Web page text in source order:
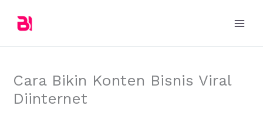
content
Cara Bikin Konten Bisnis Viral
Diinternet